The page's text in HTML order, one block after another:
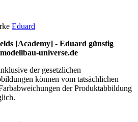
Eduard
[Academy] - Eduard günstig
universe.de
der gesetzlichen
können vom tatsächlichen
der Produktabbildung